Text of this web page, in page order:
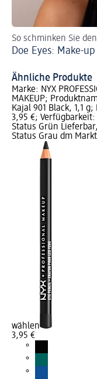
So schminken Sie
Doe Eyes: Make-
Ähnliche Produkte
Marke: NYX
MAKEUP;
Kajal 901 Black, 1,1 g;
3,95 €; Verfügbarkeit:
Status Grün Lieferbar,
Status Grau dm Markt
wählen
3,95 €